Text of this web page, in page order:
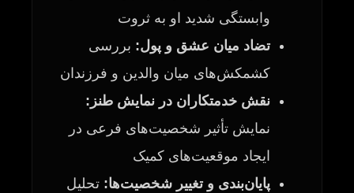
وابستگی شدید او به ثروت
تضاد میان عشق و پول: بررسی
کشمکش‌های میان والدین و فرزندان
نقش خدمتکاران در نمایش طنز:
نمایش تأثیر شخصیت‌های فرعی در
ایجاد موقعیت‌های کمیک
پایان‌بندی و تغییر شخصیت‌ها: تحلیل